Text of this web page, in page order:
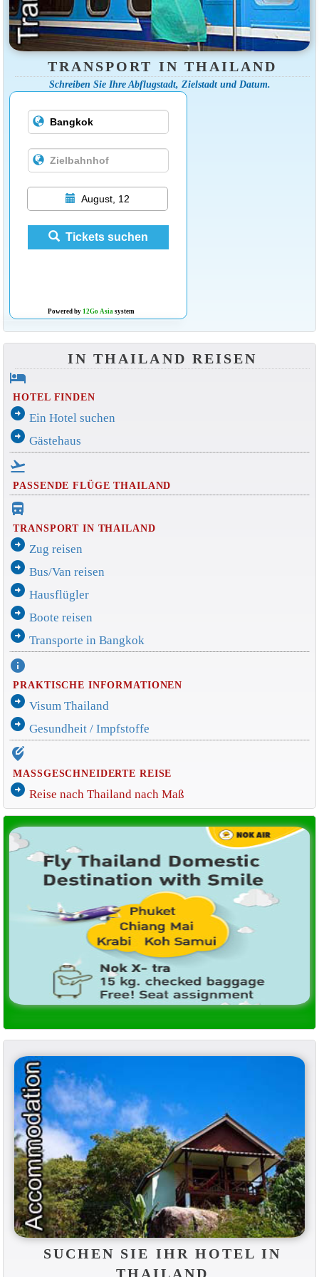
TRANSPORT IN THAILAND
Schreiben Sie Ihre Abflugstadt, Zielstadt und Datum.
August, 12
Tickets suchen
Powered by 12Go Asiasystem
IN THAILAND REISEN
hotel
HOTEL FINDEN
arrow_circle_right Ein Hotel suchen
arrow_circle_right Gästehaus
flight_takeoff
PASSENDE FLÜGE THAILAND
directions_bus_filled
TRANSPORT IN THAILAND
arrow_circle_right Zug reisen
arrow_circle_right Bus/Van reisen
arrow_circle_right Hausflügler
arrow_circle_right Boote reisen
arrow_circle_right Transporte in Bangkok
info
PRAKTISCHE INFORMATIONEN
arrow_circle_right Visum Thailand
arrow_circle_right Gesundheit / Impfstoffe
edit_location_alt
MASSGESCHNEIDERTE REISE
arrow_circle_right Reise nach Thailand nach Maß
SUCHEN SIE IHR HOTEL IN
THAILAND